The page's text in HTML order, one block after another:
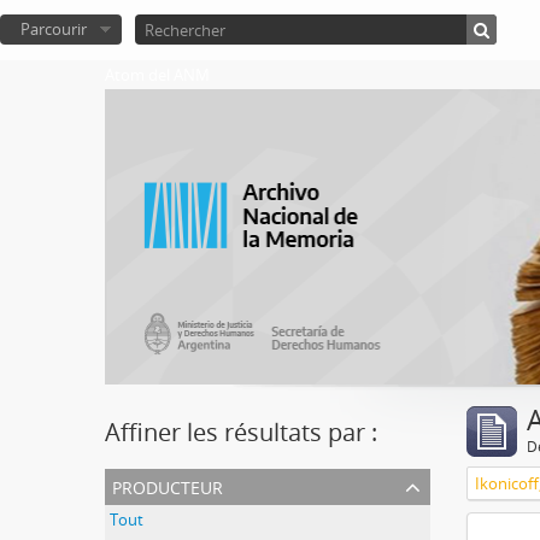
Parcourir
Affiner les résultats par :
producteur
Tout